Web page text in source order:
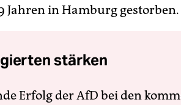
Jahren in Hamburg gestorben.
stärken
Erfolg der AfD bei den